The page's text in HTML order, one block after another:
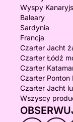
Wyspy
Baleary
Sardynia
Francja
Czarter Jacht
Czarter Łódź
Czarter
Czarter Ponton
Czarter Jacht
Wszyscy